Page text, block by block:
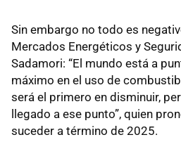
Sin embargo no todo es
Mercados Energéticos y
Sadamori: “El mundo está a
máximo en el uso de
será el primero en disminuir,
llegado a ese punto”, quien
suceder a término de 2025.